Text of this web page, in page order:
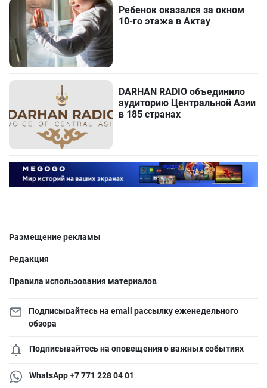
Ребенок оказался за окном
10-го этажа в Актау
DARHAN RADIO объединило
аудиторию Центральной Азии
в 185 странах
Размещение рекламы
Редакция
Правила использования материалов
Подписывайтесь на email рассылку еженедельного
обзора
Подписывайтесь на оповещения о важных событиях
WhatsApp +7 771 228 04 01